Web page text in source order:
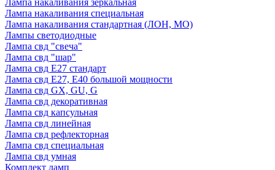
Лампа накаливания зеркальная
Лампа накаливания специальная
Лампа накаливания стандартная (ЛОН, МО)
Лампы светодиодные
Лампа свд "свеча"
Лампа свд "шар"
Лампа свд E27 стандарт
Лампа свд E27, Е40 большой мощности
Лампа свд GX, GU, G
Лампа свд декоративная
Лампа свд капсульная
Лампа свд линейная
Лампа свд рефлекторная
Лампа свд специальная
Лампа свд умная
Комплект ламп